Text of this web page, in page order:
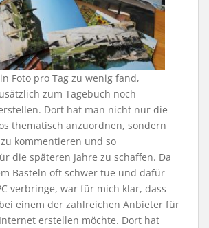
Foto pro Tag zu wenig fand,
zum Tagebuch noch
Dort hat man nicht nur die
thematisch anzuordnen, sondern
kommentieren und so
die späteren Jahre zu schaffen. Da
Basteln oft schwer tue und dafür
verbringe, war für mich klar, dass
einem der zahlreichen Anbieter für
erstellen möchte. Dort hat